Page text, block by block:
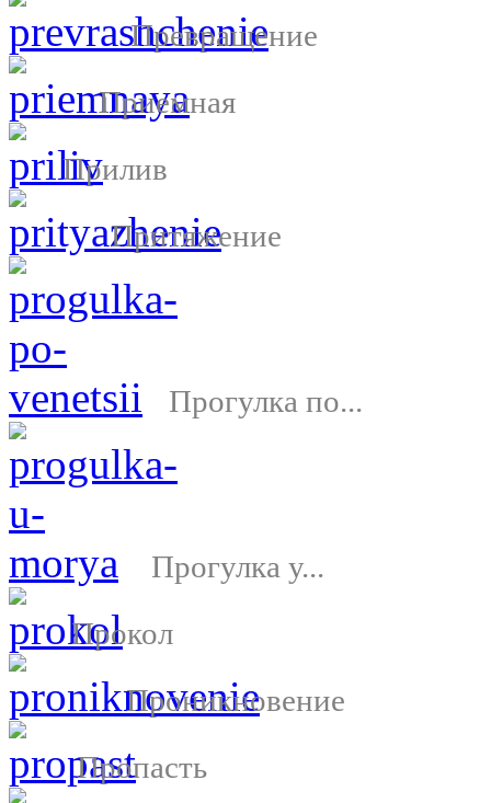
Превращение
Приемная
Прилив
Притяжение
Прогулка по...
Прогулка у...
Прокол
Проникновение
Пропасть